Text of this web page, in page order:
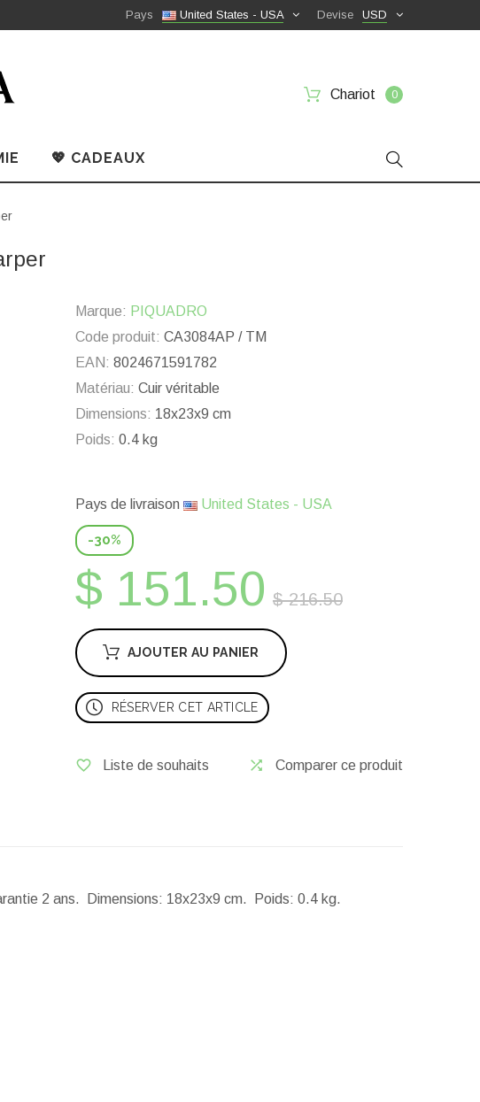
USD
Devise
United States - USA
Pays
Chariot 0
💖 CADEAUX
Marque: PIQUADRO
Code produit: CA3084AP / TM
EAN: 8024671591782
Matériau: Cuir véritable
Dimensions: 18x23x9 cm
Poids: 0.4 kg
Pays de livraison United States - USA
-30%
$ 151.50 $ 216.50
AJOUTER AU PANIER
RÉSERVER CET ARTICLE
Liste de souhaits Comparer ce produit
2 ans. Dimensions: 18x23x9 cm. Poids: 0.4 kg.